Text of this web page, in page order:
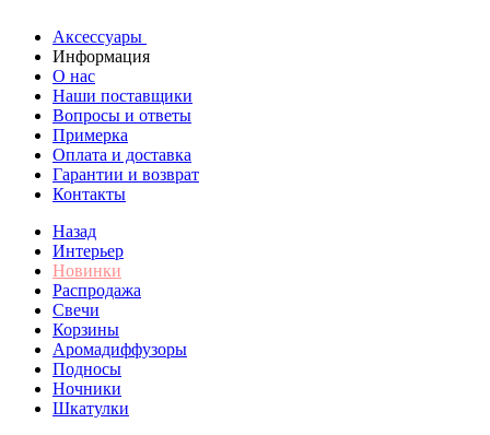
Аксессуары
Информация
О нас
Наши поставщики
Вопросы и ответы
Примерка
Оплата и доставка
Гарантии и возврат
Контакты
Назад
Интерьер
Новинки
Распродажа
Свечи
Корзины
Аромадиффузоры
Подносы
Ночники
Шкатулки